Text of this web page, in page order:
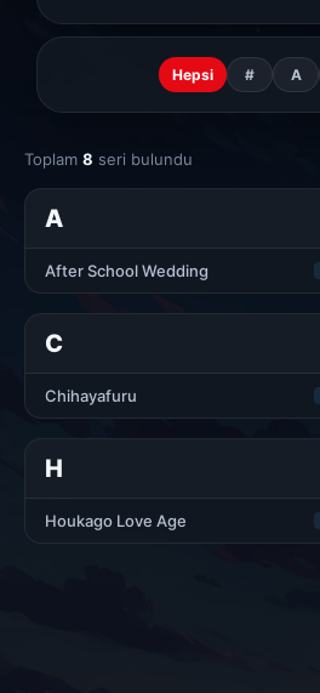
Hepsi # A
Toplam 8 seri bulundu
A
After School Wedding
C
Chihayafuru
H
Houkago Love Age